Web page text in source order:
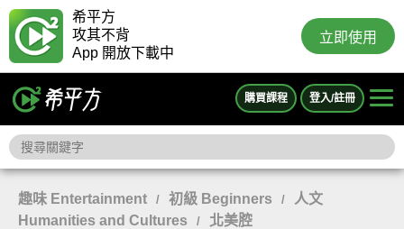
希平方
攻其不背
App 開放下載中
立即使用
購買課程 登入/註冊
趣味 Entertainment / 初級 Beginners /
人文
Humanities and Cultures
/ 北美腔